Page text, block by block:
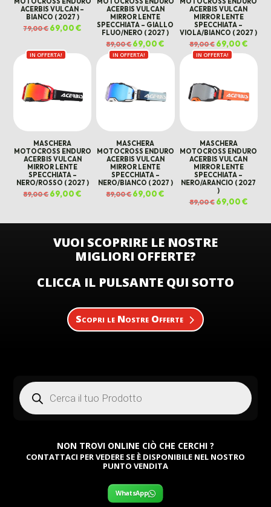
ACERBIS VULCAN –
BIANCO ( 2027 )
79,00€Il
prezzo
79,00 €.
69,00€
prezzo
69,00 €.
ACERBIS VULCAN
MIRROR LENTE
SPECCHIATA – GIALLO
FLUO/NERO ( 2027 )
89,00€Il
prezzo
originale
era:
69,00€
attuale
69,00 €.
ACERBIS VULCAN
MIRROR LENTE
SPECCHIATA –
VIOLA/BIANCO ( 2027 )
89,00€ Il
prezzo
originale
era:
69,00€Il
69,00
IN OFFERTA!
MASCHERA
MOTOCROSS ENDURO
ACERBIS VULCAN
MIRROR LENTE
SPECCHIATA –
NERO/ROSSO ( 2027 )
89,00€Il
prezzo
69,00€
IN OFFERTA!
MASCHERA
MOTOCROSS ENDURO
ACERBIS VULCAN
MIRROR LENTE
SPECCHIATA –
NERO/BIANCO ( 2027 )
89,00€Il
prezzo
69,00€
attuale
IN OFFERTA!
MASCHERA
MOTOCROSS ENDURO
ACERBIS VULCAN
MIRROR LENTE
SPECCHIATA –
NERO/ARANCIO ( 2027
)
89,00€ Il
prezzo
89,00 €.
69,00€Il
69,00
VUOI SCOPRIRE LE NOSTRE
MIGLIORI OFFERTE?
CLICCA IL PULSANTE QUI SOTTO
Scopri le Nostre Offerte
Products
search
NON TROVI ONLINE CIÒ CHE CERCHI ?
CONTATTACI PER VEDERE SE È DISPONIBILE NEL NOSTRO
PUNTO VENDITA
WhatsApp